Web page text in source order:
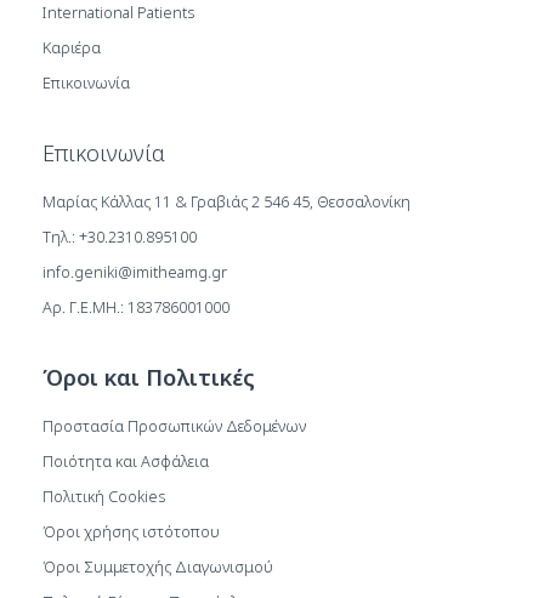
International Patients
Καριέρα
Επικοινωνία
Επικοινωνία
Μαρίας Κάλλας 11 & Γραβιάς 2 546 45, Θεσσαλονίκη
Τηλ.: +30.2310.895100
info.geniki@imitheamg.gr
Αρ. Γ.Ε.ΜΗ.: 183786001000
Όροι και Πολιτικές
Προστασία Προσωπικών Δεδομένων
Ποιότητα και Ασφάλεια
Πολιτική Cookies
Όροι χρήσης ιστότοπου
Όροι Συμμετοχής Διαγωνισμού